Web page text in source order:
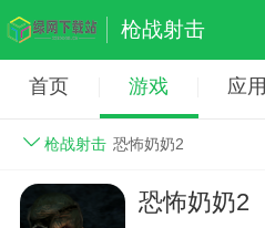
枪战射击
首页 游戏 应用
枪战射击 恐怖奶奶2
恐怖奶奶2